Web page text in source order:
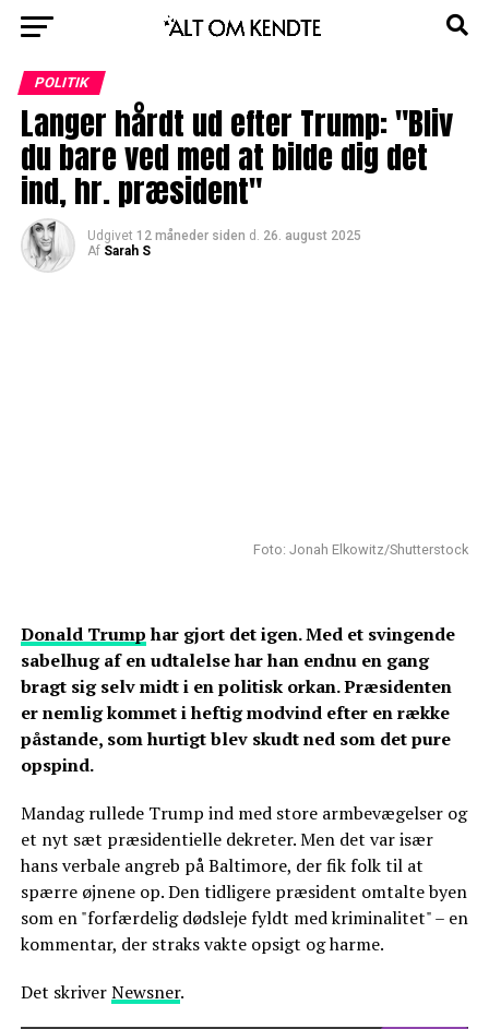
POLITIK
Langer hårdt ud efter Trump: "Bliv
du bare ved med at bilde dig det
ind, hr. præsident"
Udgivet 12 måneder siden d. 26. august 2025
Af Sarah S
Foto: Jonah Elkowitz/Shutterstock
Donald Trumphar gjort det igen. Med et svingende
sabelhug af en udtalelse har han endnu en gang
bragt sig selv midt i en politisk orkan. Præsidenten
er nemlig kommet i heftig modvind efter en række
påstande, som hurtigt blev skudt ned som det pure
opspind.
Mandag rullede Trump ind med store armbevægelser og
et nyt sæt præsidentielle dekreter. Men det var især
hans verbale angreb på Baltimore, der fik folk til at
spærre øjnene op. Den tidligere præsident omtalte byen
som en "forfærdelig dødsleje fyldt med kriminalitet" – en
kommentar, der straks vakte opsigt og harme.
Det skriverNewsner.